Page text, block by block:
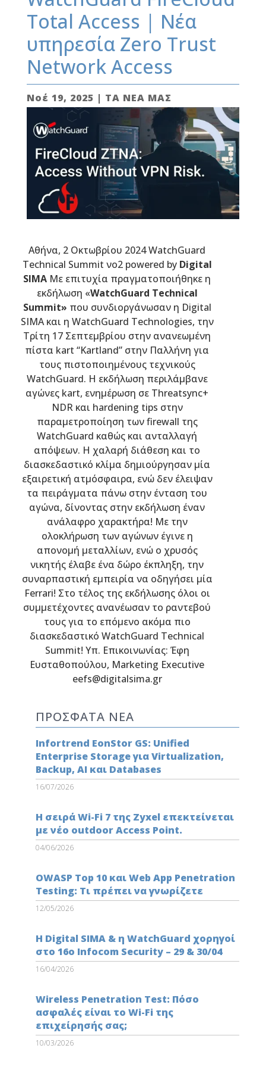
Total Access | Νέα
υπηρεσία Zero Trust
Network Access
Νοέ 19, 2025 | ΤΑ ΝΕΑ ΜΑΣ
Αθήνα, 2 Οκτωβρίου 2024 WatchGuard
Technical Summit νο2 powered by Digital
SIMA Με επιτυχία πραγματοποιήθηκε η
εκδήλωση «WatchGuard Technical
Summit» που συνδιοργάνωσαν η Digital
SIMA και η WatchGuard Technologies, την
Τρίτη 17 Σεπτεμβρίου στην ανανεωμένη
πίστα kart “Kartland” στην Παλλήνη για
τους πιστοποιημένους τεχνικούς
WatchGuard. Η εκδήλωση περιλάμβανε
αγώνες kart, ενημέρωση σε Threatsync+
NDR και hardening tips στην
παραμετροποίηση των firewall της
WatchGuard καθώς και ανταλλαγή
απόψεων. Η χαλαρή διάθεση και το
διασκεδαστικό κλίμα δημιούργησαν μία
εξαιρετική ατμόσφαιρα, ενώ δεν έλειψαν
τα πειράγματα πάνω στην ένταση του
αγώνα, δίνοντας στην εκδήλωση έναν
ανάλαφρο χαρακτήρα! Με την
ολοκλήρωση των αγώνων έγινε η
απονομή μεταλλίων, ενώ ο χρυσός
νικητής έλαβε ένα δώρο έκπληξη, την
συναρπαστική εμπειρία να οδηγήσει μία
Ferrari! Στο τέλος της εκδήλωσης όλοι οι
συμμετέχοντες ανανέωσαν το ραντεβού
τους για τo επόμενο ακόμα πιο
διασκεδαστικό WatchGuard Technical
Summit! Υπ. Επικοινωνίας: Έφη
Ευσταθοπούλου, Marketing Executive
eefs@digitalsima.gr
ΠΡΟΣΦΑΤΑ ΝΕΑ
Infortrend EonStor GS: Unified
Enterprise Storage για Virtualization,
Backup, AI και Databases
16/07/2026
Η σειρά Wi-Fi 7 της Zyxel επεκτείνεται
με νέο outdoor Access Point.
04/06/2026
OWASP Top 10 και Web App Penetration
Testing: Τι πρέπει να γνωρίζετε
12/05/2026
Η Digital SIMA & η WatchGuard χορηγοί
στο 16ο Infocom Security – 29 & 30/04
16/04/2026
Wireless Penetration Test: Πόσο
ασφαλές είναι το Wi-Fi της
επιχείρησής σας;
10/03/2026